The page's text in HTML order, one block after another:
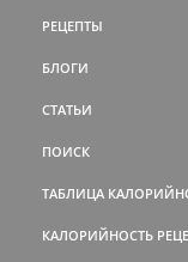
РЕЦЕПТЫ
БЛОГИ
СТАТЬИ
ПОИСК
ТАБЛИЦА
КАЛОРИЙНОСТЬ